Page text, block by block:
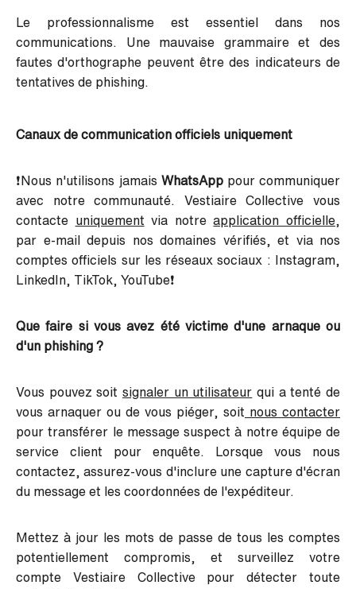
Le professionnalisme est essentiel dans nos
communications. Une mauvaise grammaire et des
fautes d'orthographe peuvent être des indicateurs de
tentatives de phishing.
Canaux de communication officiels uniquement
❗Nous n'utilisons jamais WhatsApppour communiquer
avec notre communauté. Vestiaire Collective vous
contacte uniquement via notreapplication officielle
par e-mail depuis nos domaines vérifiés, et via nos
comptes officiels sur les réseaux sociaux : Instagram,
LinkedIn, TikTok, YouTube❗
Que faire si vous avez été victime d'une arnaque ou
d'un phishing ?
Vous pouvez soit signaler un utilisateur qui a tenté de
vous arnaquer ou de vous piéger, soit nous contacter
pour transférer le message suspect à notre équipe de
service client pour enquête. Lorsque vous nous
contactez, assurez-vous d'inclure une capture d'écran
du message et les coordonnées de l'expéditeur.
Mettez à jour les mots de passe de tous les comptes
potentiellement compromis, et surveillez votre
compte Vestiaire Collective pour détecter toute